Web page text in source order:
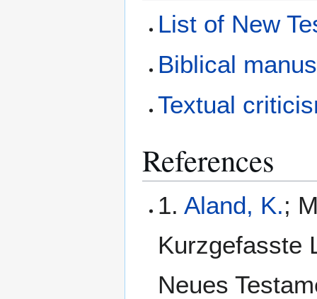
List of New
Biblical
Textual
References
1. Aland, K.;
Kurzgefasste
Neues